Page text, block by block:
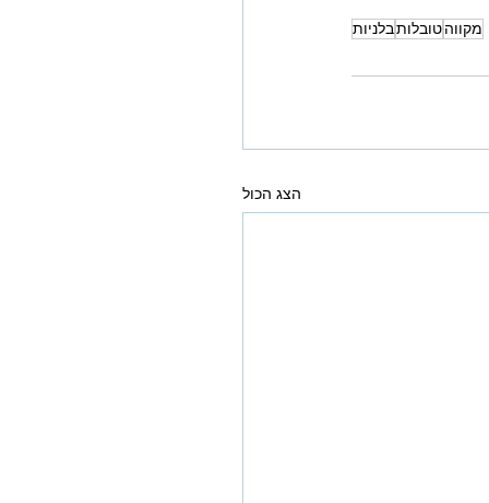
מקווהטובלותבלניות
הצג הכול